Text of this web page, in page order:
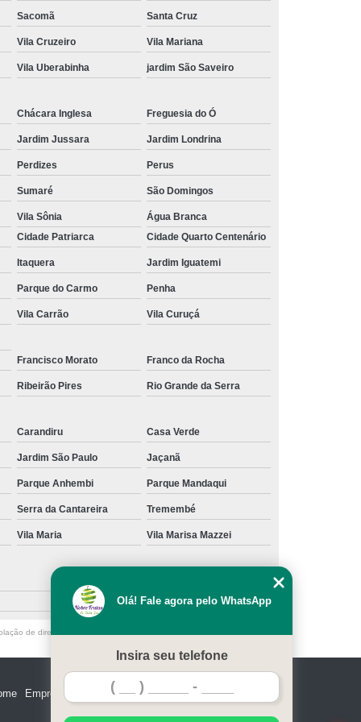
Festa
Kit Lanche Personalizado
Kit Lanches
Frutas Cortadas em Pote
Frutas no Pote
Frutas no Pote para Vender
de Frutas
Salada de Fruta no Pote
de Fruta para Encomenda de Empresa
Salada de Fruta para Entrega em Escritório
de Fruta para Estoque de Empresa
Salada de Frutas para Empresa
para Escritórios
Sacomã Santa Cruz
Vila Cruzeiro Vila Mariana
Vila Uberabinha jardim São Saveiro
Chácara Inglesa Freguesia do Ó
Jardim Jussara Jardim Londrina
Perdizes Perus
Sumaré São Domingos
Vila Sônia
Água Branca
Cidade Patriarca Cidade Quarto Centenário
Itaquera Jardim Iguatemi
Parque do Carmo Penha
Vila Carrão Vila Curuçá
Francisco Morato Franco da Rocha
Ribeirão Pires Rio Grande da Serra
Carandiru Casa Verde
Jardim São Paulo Jaçanã
Parque Anhembi Parque Mandaqui
Serra da Cantareira Tremembé
Vila Maria Vila Marisa Mazzei
de direito autoral – artigo 184 do Código Penal –
Empresa Serviços Contato Mapa do site
Olá! Fale agora pelo WhatsApp
Insira seu telefone